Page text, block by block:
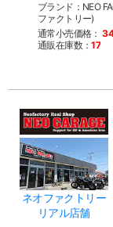
ブランド：NEO
ファクトリー)
通常小売価格：
通販在庫数：17
ネオファクトリー
リアル店舗